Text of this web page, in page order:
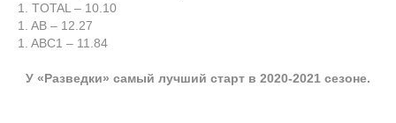
1. TOTAL – 10.10
1. AB – 12.27
1. ABC1 – 11.84
У «Разведки» самый лучший старт в 2020-2021 сезоне.